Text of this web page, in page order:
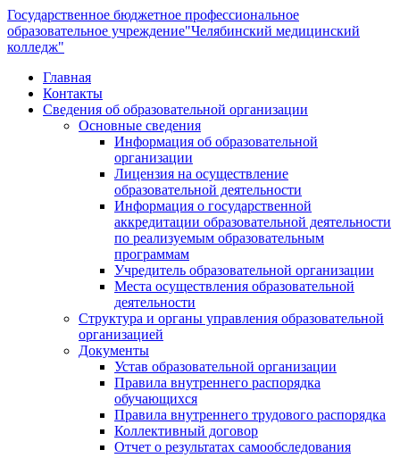
Государственное бюджетное профессиональное
образовательное учреждение"Челябинский медицинский
колледж"
Главная
Контакты
Сведения об образовательной организации
Основные сведения
Информация об образовательной
организации
Лицензия на осуществление
образовательной деятельности
Информация о государственной
аккредитации образовательной деятельности
по реализуемым образовательным
программам
Учредитель образовательной организации
Места осуществления образовательной
деятельности
Структура и органы управления образовательной
организацией
Документы
Устав образовательной организации
Правила внутреннего распорядка
обучающихся
Правила внутреннего трудового распорядка
Коллективный договор
Отчет о результатах самообследования